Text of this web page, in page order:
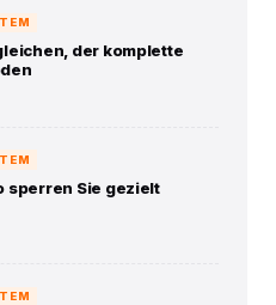
der komplette
sperren Sie gezielt